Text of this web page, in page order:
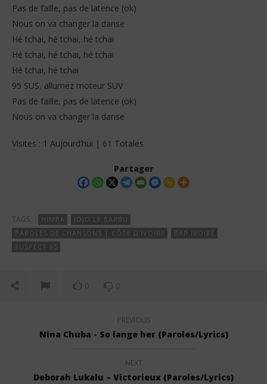
Pas de faille, pas de latence (ok)
Nous on va changer la danse
Hé tchai, hé tchai, hé tchai
Hé tchai, hé tchai, hé tchai
Hé tchai, hé tchai
95 SUS, allumez moteur SUV
Pas de faille, pas de latence (ok)
Nous on va changer la danse
Visites : 1 Aujourd’hui | 61 Totales
Partager
TAGS: HIMRA
JOJO LE BARBU
PAROLES DE CHANSONS | CÔTE D'IVOIRE
RAP IVOIRE
SUSPECT 95
0 0
PREVIOUS
Nina Chuba - So lange her (Paroles/Lyrics)
NEXT
Deborah Lukalu – Victorieux (Paroles/Lyrics)